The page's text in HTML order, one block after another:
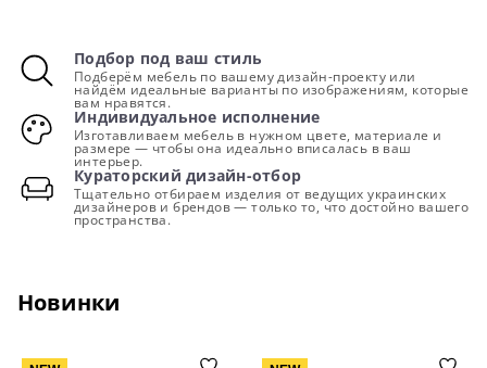
Подбор под ваш стиль
Подберём мебель по вашему дизайн-проекту или
найдём идеальные варианты по изображениям, которые
вам нравятся.
Индивидуальное исполнение
Изготавливаем мебель в нужном цвете, материале и
размере — чтобы она идеально вписалась в ваш
интерьер.
Кураторский дизайн-отбор
Тщательно отбираем изделия от ведущих украинских
дизайнеров и брендов — только то, что достойно вашего
пространства.
Новинки